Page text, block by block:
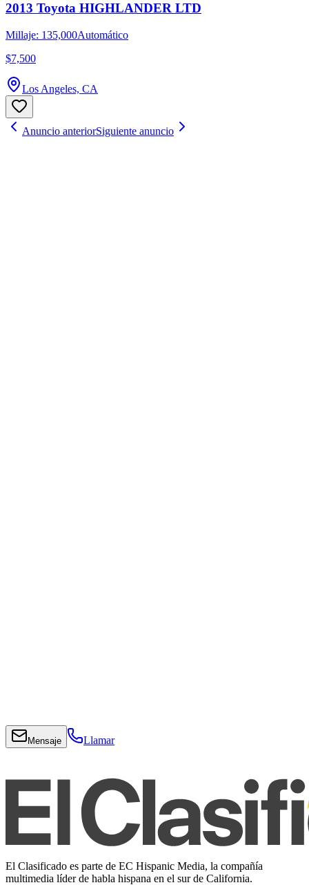
2013 Toyota HIGHLANDER LTD
Millaje: 135,000Automático
$7,500
Los Angeles, CA
Anuncio anteriorSiguiente anuncio
Mensaje Llamar
El Clasificado es parte de EC Hispanic Media, la compañía
multimedia líder de habla hispana en el sur de California.